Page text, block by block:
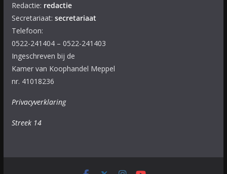
Redactie: redactie
Secretariaat: secretariaat
Telefoon:
0522-241404 – 0522-241403
Ingeschreven bij de
Kamer van Koophandel Meppel
nr. 41018236
Privacyverklaring
Streek 14